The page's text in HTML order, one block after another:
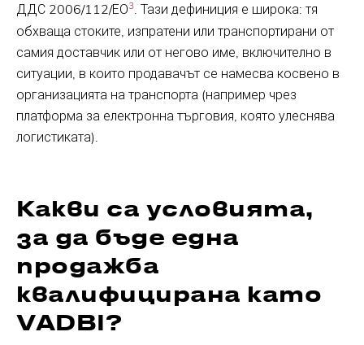
ДДС 2006/112/ЕО3
. Тази дефиниция е широка: тя
обхваща стоките, изпратени или транспортирани от
самия доставчик или от негово име, включително в
ситуации, в които продавачът се намесва косвено в
организацията на транспорта (например чрез
платформа за електронна търговия, която улеснява
логистиката).
Какви са условията,
за да бъде една
продажба
квалифицирана като
VADBI?